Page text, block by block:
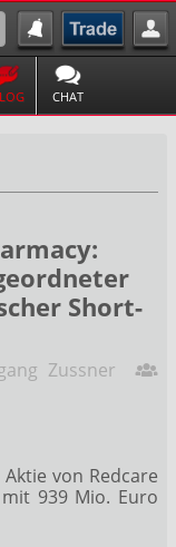
CHAT
Short-
Zussner
von Redcare
939 Mio. Euro